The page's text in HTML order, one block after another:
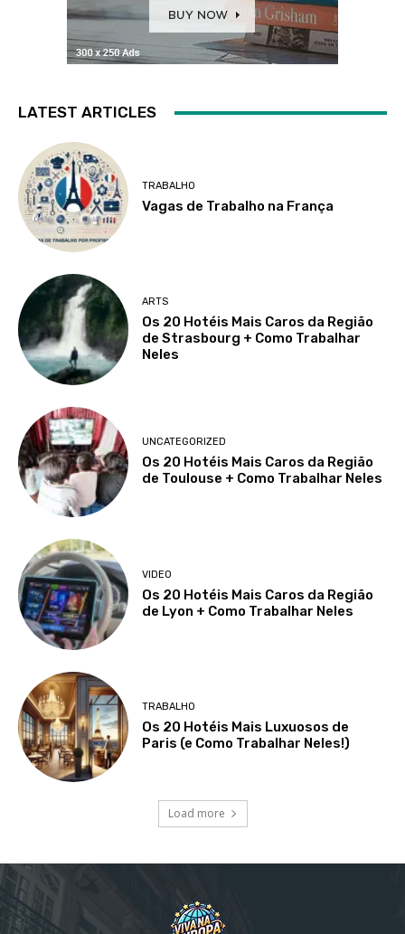
LATEST ARTICLES
TRABALHO
Vagas de Trabalho na França
ARTS
Os 20 Hotéis Mais Caros da Região
de Strasbourg + Como Trabalhar
Neles
UNCATEGORIZED
Os 20 Hotéis Mais Caros da Região
de Toulouse + Como Trabalhar Neles
VIDEO
Os 20 Hotéis Mais Caros da Região
de Lyon + Como Trabalhar Neles
TRABALHO
Os 20 Hotéis Mais Luxuosos de
Paris (e Como Trabalhar Neles!)
Load more